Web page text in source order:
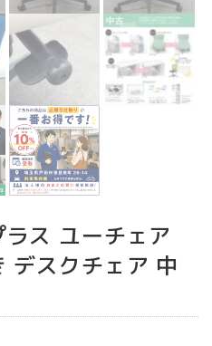
ス ユーチェア
デスクチェア 中